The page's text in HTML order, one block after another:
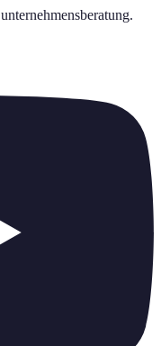
unternehmensberatung.